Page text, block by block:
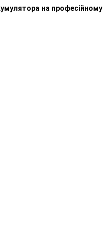
на професійному